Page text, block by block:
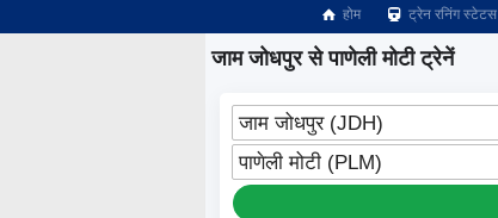
होम ट्रेन रनिंग स्टेटस
जाम जोधपुर से पाणेली मोटी ट्रेनें
जाम जोधपुर (JDH)
पाणेली मोटी (PLM)